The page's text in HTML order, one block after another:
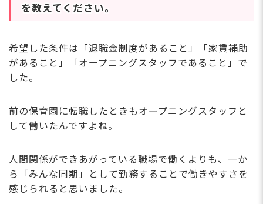
を教えてください。
希望した条件は「退職金制度があること」「家賃補助
があること」「オープニングスタッフであること」で
した。
前の保育園に転職したときもオープニングスタッフと
して働いたんですよね。
人間関係ができあがっている職場で働くよりも、一か
ら「みんな同期」として勤務することで働きやすさを
感じられると思いました。